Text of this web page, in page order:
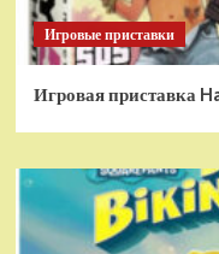
Игровые приставки
Игровая приставка